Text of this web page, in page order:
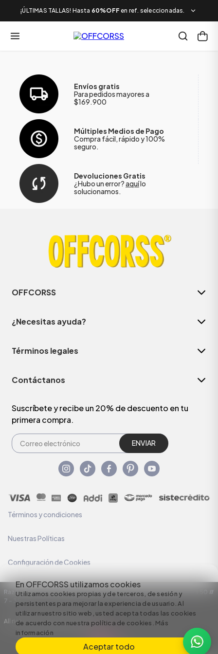
¡ÚLTIMAS TALLAS! Hasta 60%OFF en ref. seleccionadas.
En OFFCORSS utilizamos cookies
Utilizamos cookies propias y de terceros, de sesión y
persistentes para mejorar la experiencia de usuario. Al
utilizar nuestro sitio web, usted acepta todas las cookies
de acuerdo con nuestra política de cookies. Más
información
Aceptar todo
Envíos gratis
Para pedidos mayores a
$169.900
Múltiples Medios de Pago
Compra fácil, rápido y 100%
seguro.
Devoluciones Gratis
¿Hubo un error?aquílo
solucionamos.
OFFCORSS
¿Necesitas ayuda?
Términos legales
Contáctanos
Suscríbete y recibe un 20% de descuento en tu
primera compra.
ENVIAR
Términos y condiciones
Nuestras Políticas
Configuración de Cookies
Razón Social: C.I HERMECO S.A. NIT: 890924167-6 Dirección: Carrera 50 #
7 – 35
All rights reserved empowered by